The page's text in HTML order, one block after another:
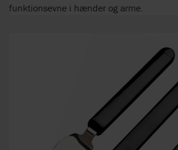
funktionsevne i hænder og arme.